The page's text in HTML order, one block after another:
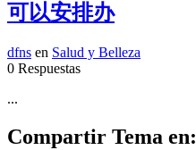
可以安排办
dfns en Salud y Belleza
0 Respuestas
...
Compartir Tema en: